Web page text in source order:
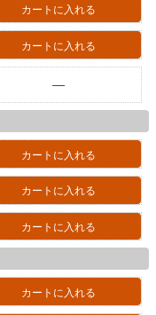
カートに入れる
カートに入れる
—
カートに入れる
カートに入れる
カートに入れる
カートに入れる